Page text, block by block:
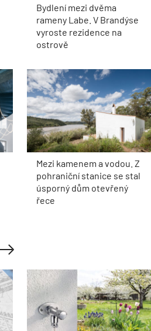
Bydlení mezi dvěma
rameny Labe. V Brandýse
vyroste rezidence na
ostrově
Mezi kamenem a vodou. Z
pohraniční stanice se stal
úsporný dům otevřený
řece